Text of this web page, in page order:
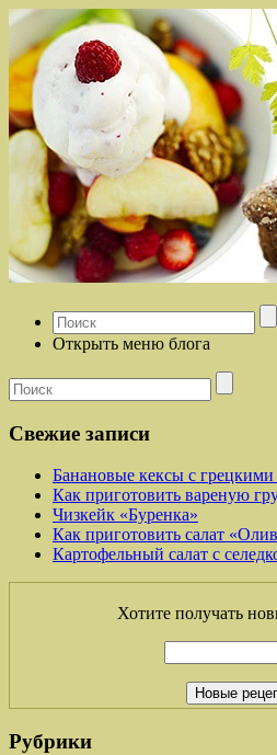
Открыть меню блога
Свежие записи
Банановые кексы с грецкими
Как приготовить вареную
Чизкейк «Буренка»
Как приготовить салат
Картофельный салат с
Хотите получать
Рубрики